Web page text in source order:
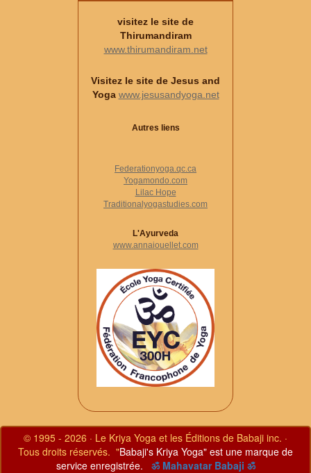
visitez le site de
Thirumandiram
www.thirumandiram.net
Visitez le site de Jesus and
Yoga www.jesusandyoga.net
Autres liens
Federationyoga.qc.ca
Yogamondo.com
Lilac Hope
Traditionalyogastudies.com
L'Ayurveda
www.annaiouellet.com
© 1995 - 2026 · Le Kriya Yoga et les Éditions de Babaji inc. ·
Tous droits réservés. "Babaji's Kriya Yoga" est une marque de
service enregistrée.
ॐ Mahavatar Babaji ॐ